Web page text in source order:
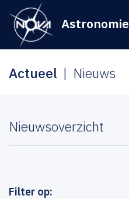
Astronomie
Actueel Nieuws
Nieuwsoverzicht
Filter op: